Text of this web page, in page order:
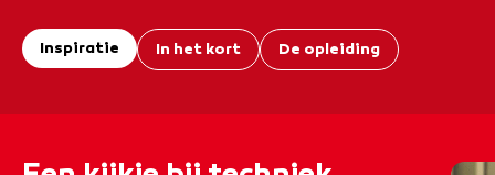
Inspiratie In het kort De opleiding